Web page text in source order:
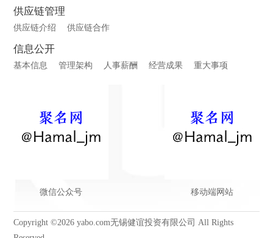
供应链管理
供应链介绍 供应链合作
信息公开
基本信息 管理架构 人事薪酬 经营成果 重大事项
微信公众号 移动端网站
Copyright ©2026 yabo.com无锡健谊投资有限公司 All Rights